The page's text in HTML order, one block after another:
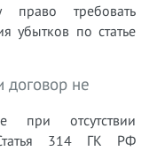
право требовать
убытков по статье
договор не
при отсутствии
Статья 314 ГК РФ